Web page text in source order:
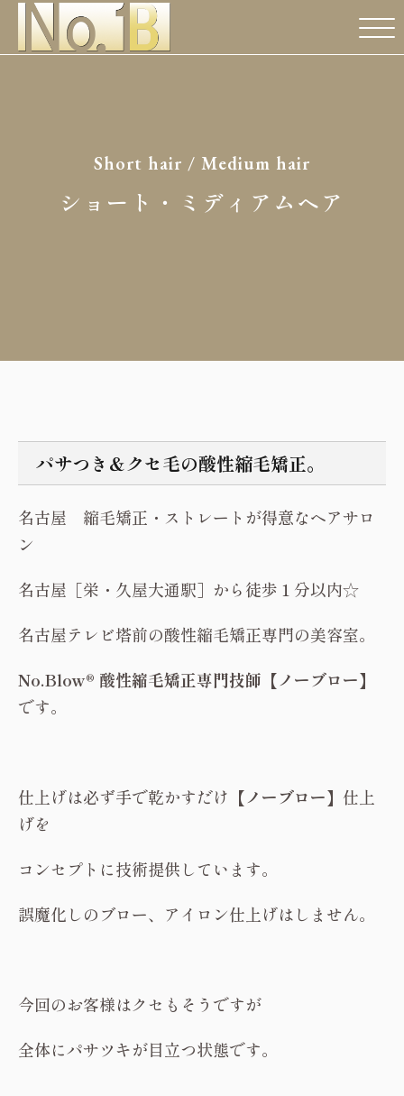
Short hair / Medium hair
ショート・ミディアムヘア
パサつき＆クセ毛の酸性縮毛矯正。
名古屋 縮毛矯正・ストレートが得意なヘアサロ
ン
名古屋［栄・久屋大通駅］から徒歩１分以内☆
名古屋テレビ塔前の酸性縮毛矯正専門の美容室。
No.Blow® 酸性縮毛矯正専門技師【ノーブロー】
です。
仕上げは必ず手で乾かすだけ 【ノーブロー】 仕上
げを
コンセプトに技術提供しています。
誤魔化しのブロー、アイロン仕上げはしません。
今回のお客様はクセもそうですが
全体にパサツキが目立つ状態です。